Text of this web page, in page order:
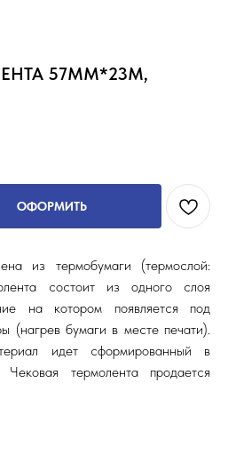
57ММ*23М,
ОФОРМИТЬ
из термобумаги (термослой:
состоит из одного слоя
на котором появляется под
(нагрев бумаги в месте печати).
идет сформированный в
термолента продается